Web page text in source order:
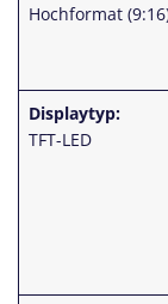
Hochformat
Displaytyp:
TFT-LED